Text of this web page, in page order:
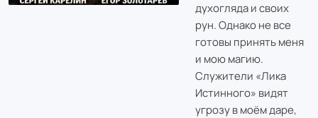
духогляда и своих
рун. Однако не все
готовы принять меня
и мою магию.
Служители «Лика
Истинного» видят
угрозу в моём даре,